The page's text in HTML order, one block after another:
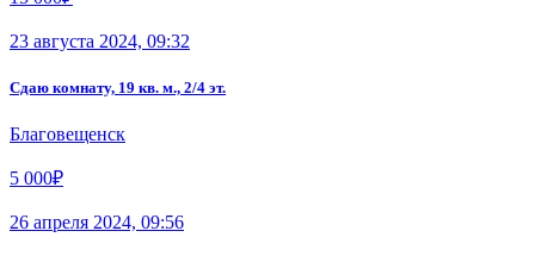
23 августа 2024, 09:32
Сдаю комнату, 19 кв. м., 2/4 эт.
Благовещенск
5 000₽
26 апреля 2024, 09:56